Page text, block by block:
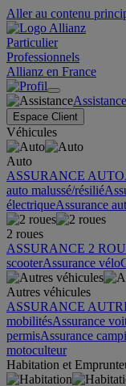
Aller au contenu
Particulier
Professionnels
Allianz en France
Assistance
Espace Client
Véhicules
Auto
ASSURANCE AUTO
auto malussé/résilié
électriqueAssurance
2 roues
ASSURANCE 2
scooterAssurance vélo
Autres véhicules
ASSURANCE
mobilitésAssurance
permisAssurance
motoculteur
Habitation et